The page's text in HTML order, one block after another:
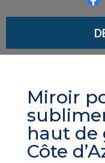
Miroir
haut de
Côte